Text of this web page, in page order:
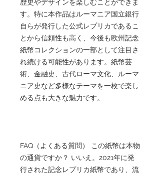
歴史やデザインを楽しむことができま
す。特に本作品はルーマニア国立銀行
自らが発行した公式レプリカであるこ
とから信頼性も高く、今後も欧州記念
紙幣コレクションの一部として注目さ
れ続ける可能性があります。紙幣芸
術、金融史、古代ローマ文化、ルーマ
ニア史など多様なテーマを一枚で楽し
める点も大きな魅力です。
FAQ（よくある質問） この紙幣は本物
の通貨ですか？ いいえ。2021年に発
行された記念レプリカ紙幣であり、流